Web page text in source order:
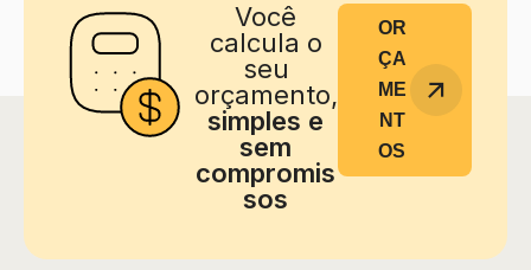
Você
calcula o
seu
orçamento,
simples e
sem
compromis
sos
OR
ÇA
ME
NT
OS